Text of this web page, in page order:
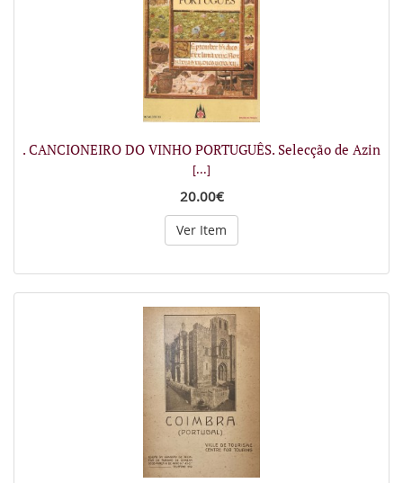
. CANCIONEIRO DO VINHO PORTUGUÊS. Selecção de Azin
[...]
20.00€
Ver Item